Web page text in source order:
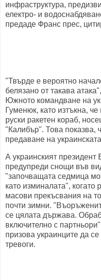
инфраструктура,
електро- и
предаде Франс прес,
"Твърде е вероятно
белязано от такава
Южното командване на
Гуменюк, като изтъкна,
руски ракетен кораб,
"Калибър". Това показва,
предаване на
А украинският
предупреди снощи във
"започващата седмица
като изминалата", когато
масови прекъсвания на
почти зимни.
се цялата държава.
включително с
призова украинците да
тревоги.